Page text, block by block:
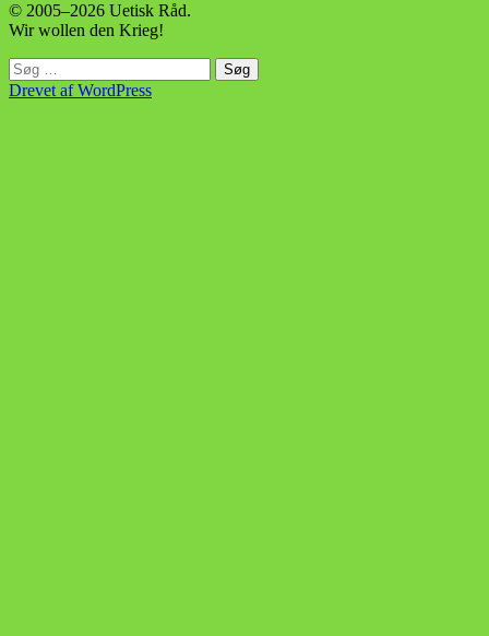
© 2005–2026 Uetisk Råd.
Wir wollen den Krieg!
Søg
efter:
Drevet af WordPress